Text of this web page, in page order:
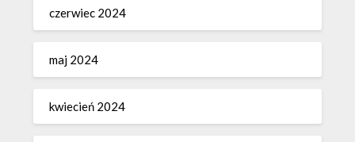
czerwiec 2024
maj 2024
kwiecień 2024